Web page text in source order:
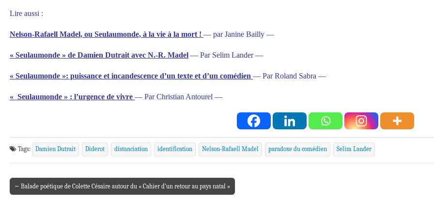
Lire aussi :
Nelson-Rafaell Madel, ou Seulaumonde, à la vie à la mort ! — par Janine Bailly —
« Seulaumonde » de Damien Dutrait avec N.-R. Madel — Par Selim Lander —
« Seulaumonde »: puissance et incandescence d’un texte et d’un comédien — Par Roland Sabra —
« Seulaumonde » : l’urgence de vivre — Par Christian Antourel —
Tags: Damien Dutrait Diderot distanciation identification Nelson-Rafaell Madel paradoxe du comédien Selim Lander
Post navigation
← Balade poétique de Colette Césaire autour du « Cahier d’un retour au pays natal »